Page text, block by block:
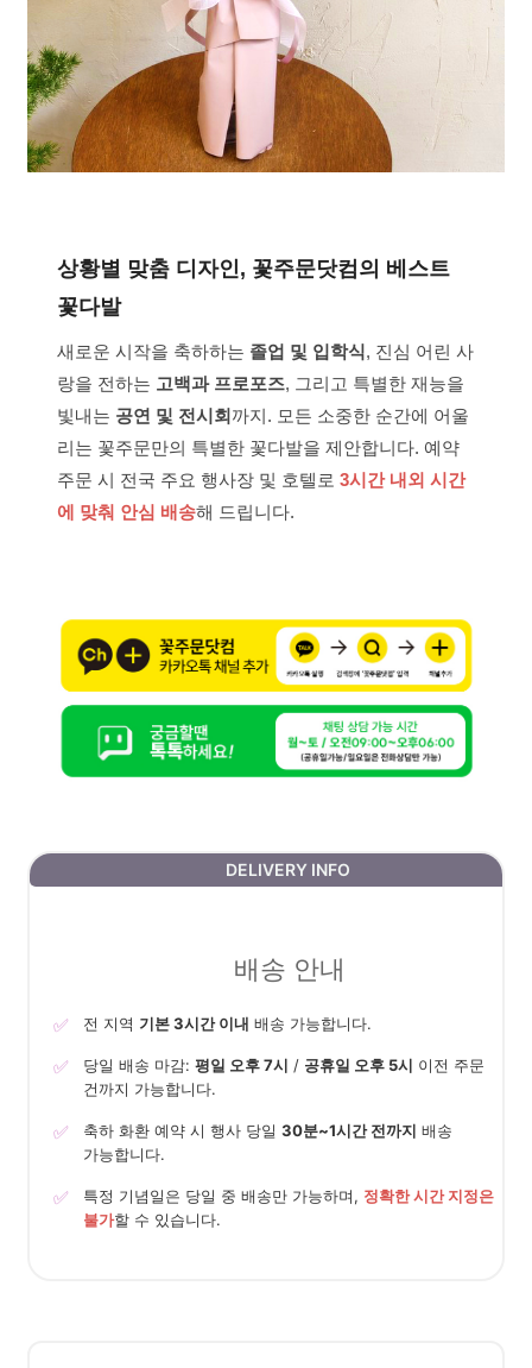
상황별 맞춤 디자인, 꽃주문닷컴의 베스트
꽃다발
새로운 시작을 축하하는 졸업 및 입학식, 진심 어린 사
랑을 전하는 고백과 프로포즈, 그리고 특별한 재능을
빛내는 공연 및 전시회까지. 모든 소중한 순간에 어울
리는 꽃주문만의 특별한 꽃다발을 제안합니다. 예약
주문 시 전국 주요 행사장 및 호텔로 3시간 내외 시간
에 맞춰 안심 배송해 드립니다.
DELIVERY INFO
배송 안내
✅ 전 지역 기본 3시간 이내 배송 가능합니다.
✅ 당일 배송 마감: 평일 오후 7시 / 공휴일 오후 5시 이전 주문
건까지 가능합니다.
✅ 축하 화환 예약 시 행사 당일 30분~1시간 전까지 배송
가능합니다.
✅ 특정 기념일은 당일 중 배송만 가능하며, 정확한 시간 지정은
불가할 수 있습니다.